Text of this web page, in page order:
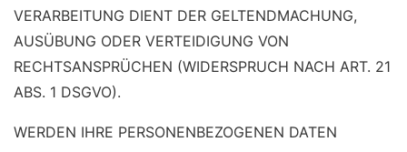
VERARBEITUNG DIENT DER GELTENDMACHUNG,
AUSÜBUNG ODER VERTEIDIGUNG VON
RECHTSANSPRÜCHEN (WIDERSPRUCH NACH ART. 21
ABS. 1 DSGVO).
WERDEN IHRE PERSONENBEZOGENEN DATEN